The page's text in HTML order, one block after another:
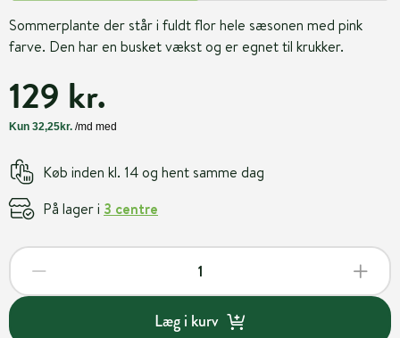
Sommerplante der står i fuldt flor hele sæsonen med pink
farve. Den har en busket vækst og er egnet til krukker.
129 kr.
Køb inden kl. 14 og hent samme dag
På lager i 3 centre
Læg i kurv